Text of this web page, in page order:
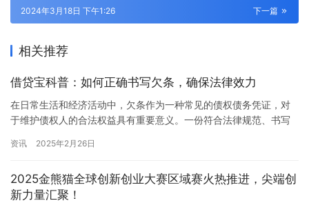
下一篇
2024年3月18日 下午1:26
相关推荐
借贷宝科普：如何正确书写欠条，确保法律效力
在日常生活和经济活动中，欠条作为一种常见的债权债务凭证，对
于维护债权人的合法权益具有重要意义。一份符合法律规范、书写
发生时寻求法律保护的有力武器。那么，怎样写欠条才能受到法律
欠条中必须清晰、准确地写明债权人和债务人的基本信息。根据
《民法典》…
资讯 2025年2月26日
2025金熊猫全球创新创业大赛区域赛火热推进，尖端创
新力量汇聚！